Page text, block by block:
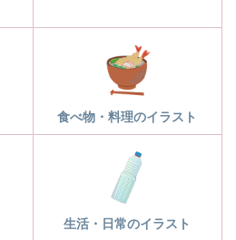
食べ物・料理のイラスト
生活・日常のイラスト